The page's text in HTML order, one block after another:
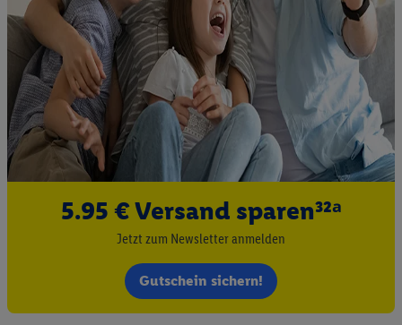
5.95 € Versand sparen³²ᵃ
Jetzt zum Newsletter anmelden
Gutschein sichern!